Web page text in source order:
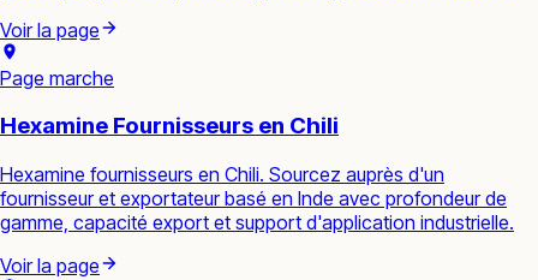
Voir la page
Page marche
Hexamine Fournisseurs en Chili
Hexamine fournisseurs en Chili. Sourcez auprès d'un
fournisseur et exportateur basé en Inde avec profondeur de
gamme, capacité export et support d'application industrielle.
Voir la page